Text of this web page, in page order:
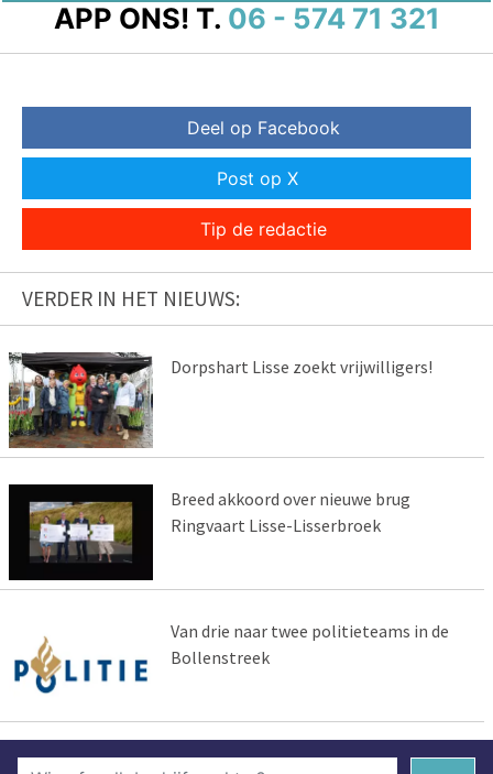
APP ONS! T. 06 - 574 71 321
Deel op Facebook
Post op X
Tip de redactie
VERDER IN HET NIEUWS:
Dorpshart Lisse zoekt vrijwilligers!
Breed akkoord over nieuwe brug
Ringvaart Lisse-Lisserbroek
Van drie naar twee politieteams in de
Bollenstreek